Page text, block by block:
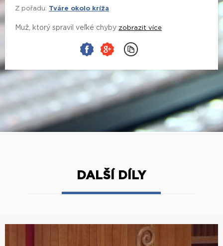
Z pořadu: Tváre okolo kríža
Muž, ktorý spravil veľké chyby zobrazit více
DALŠÍ DÍLY